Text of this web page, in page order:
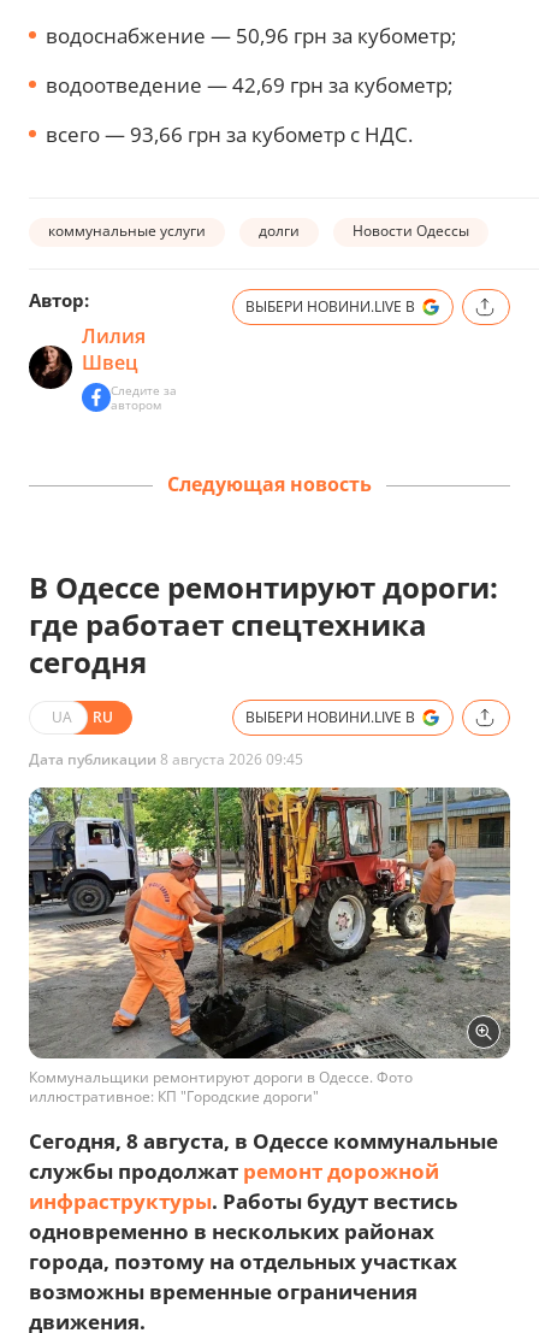
водоснабжение — 50,96 грн за кубометр;
водоотведение — 42,69 грн за кубометр;
всего — 93,66 грн за кубометр с НДС.
коммунальные услуги долги Новости Одессы
Автор:
Лилия
Швец
Следите за
автором
ВЫБЕРИ НОВИНИ.LIVE В
Следующая новость
В Одессе ремонтируют дороги:
где работает спецтехника
сегодня
UA RU ВЫБЕРИ НОВИНИ.LIVE В
Дата публикации 8 августа 2026 09:45
Коммунальщики ремонтируют дороги в Одессе. Фото
иллюстративное: КП "Городские дороги"
Сегодня, 8 августа, в Одессе коммунальные
службы продолжат ремонт дорожной
инфраструктуры. Работы будут вестись
одновременно в нескольких районах
города, поэтому на отдельных участках
возможны временные ограничения
движения.